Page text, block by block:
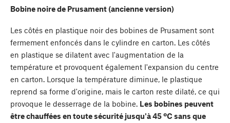
Bobine noire de Prusament (ancienne version)
Les côtés en plastique noir des bobines de Prusament sont
fermement enfoncés dans le cylindre en carton. Les côtés
en plastique se dilatent avec l'augmentation de la
température et provoquent également l'expansion du centre
en carton. Lorsque la température diminue, le plastique
reprend sa forme d'origine, mais le carton reste dilaté, ce qui
provoque le desserrage de la bobine. Les bobines peuvent
être chauffées en toute sécurité jusqu'à 45 ºC sans que